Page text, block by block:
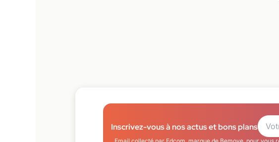
Inscrivez-vous à nos actus et bons plans